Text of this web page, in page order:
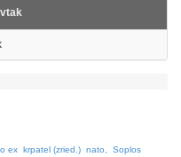
ex krpatel (zried.) nato, Soplos